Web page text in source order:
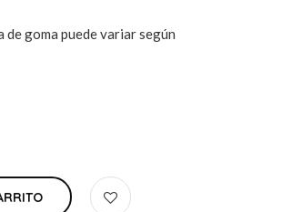
de goma puede variar según